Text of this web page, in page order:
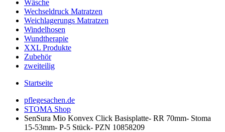
Wäsche
Wechseldruck Matratzen
Weichlagerungs Matratzen
Windelhosen
Wundtherapie
XXL Produkte
Zubehör
zweiteilig
Startseite
pflegesachen.de
STOMA Shop
SenSura Mio Konvex Click Basisplatte- RR 70mm- Stoma
15-53mm- P-5 Stück- PZN 10858209